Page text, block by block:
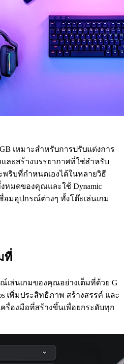
เหมาะสำหรับการปรับแต่งการ
ละสร้างบรรยากาศที่ใช่สำหรับ
ริบที่กำหนดเองได้ในหลายวิธี
หมดของคุณและใช้ Dynamic
ชื่อมอุปกรณ์ต่างๆ ทั้งโต๊ะเล่นเกม
ที่
ล่นเกมของคุณอย่างเต็มที่ด้วย G
เพิ่มประสิทธิภาพ สร้างสรรค์ และ
รื่องมือที่สร้างขึ้นเพื่อยกระดับทุก